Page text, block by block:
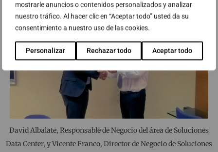
mostrarle anuncios o contenidos personalizados y analizar
nuestro tráfico. Al hacer clic en “Aceptar todo” usted da su
consentimiento a nuestro uso de las cookies.
Personalizar Rechazar todo Aceptar todo
David Albalate, Responsable de Negocio del área de Soluciones
Data Center, y Vicente Franco, Director de Negocio de Soluciones